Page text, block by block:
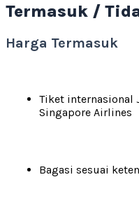
Termasuk /
Harga Termasuk
Tiket internasional
Singapore Airlines
Bagasi sesuai